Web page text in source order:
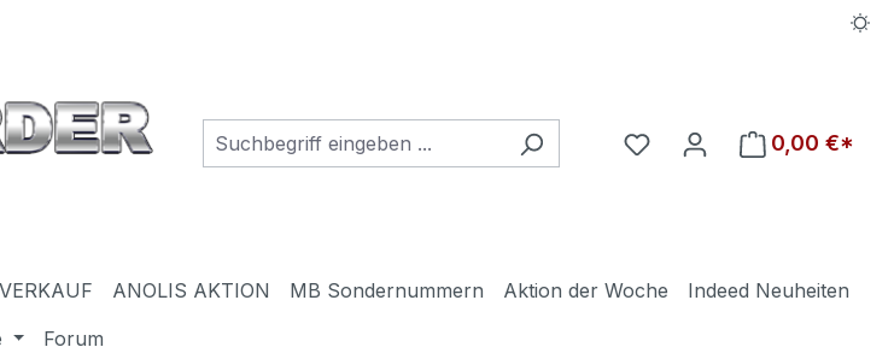
Du hast 0 Produkte auf
0,00 €*
ANOLIS AKTION MB Sondernummern Aktion der Woche
Indeed Neuheiten
Forum